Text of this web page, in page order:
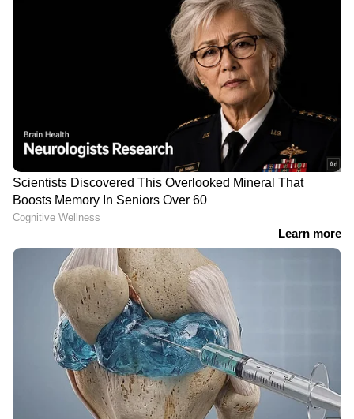
RECOMMENDED STORIES
അർജുൻ ആയങ്കിയുടെ
അറസ്റ്റ്: വിവരം നൽകിയ
ഓട്ടോ ഡ്രൈവർക്ക്
മഹാരാഷ്ട്രയിൽ പാലിന്
വില കൂടും; ലിറ്ററിന് 2
രൂപയുടെ വർധന ഓഗസ്റ്റ്